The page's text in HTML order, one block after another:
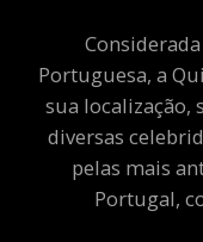
Portuguesa, a
sua localização,
diversas
pelas mais
Portugal,